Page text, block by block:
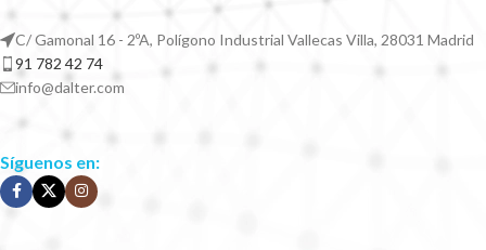
C/ Gamonal 16 - 2ºA, Polígono Industrial Vallecas Villa, 28031 Madrid
91 782 42 74
info@dalter.com
Síguenos en: